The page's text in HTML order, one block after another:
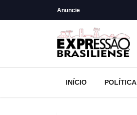
Anuncie
INÍCIO POLÍTICA